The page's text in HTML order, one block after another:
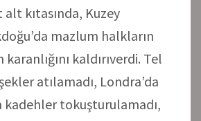
alt kıtasında, Kuzey
mazlum halkların
kaldırıverdi. Tel
atılamadı, Londra’da
kadehler tokuşturulamadı,